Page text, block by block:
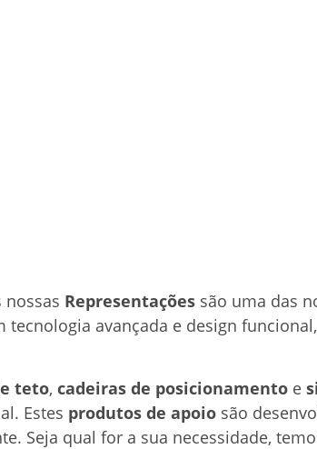
nossas Representações são uma das
tecnologia avançada e design
teto, cadeiras de posicionamento e
Estes produtos de apoio são
Seja qual for a sua necessidade,